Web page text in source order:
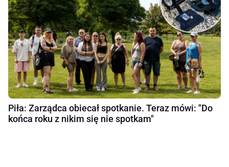
Piła: Zarządca obiecał spotkanie. Teraz mówi: "Do
końca roku z nikim się nie spotkam"